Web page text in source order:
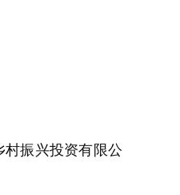
振兴投资有限公